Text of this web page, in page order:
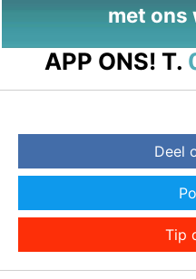
met ons
APP ONS! T.
Deel
Tip